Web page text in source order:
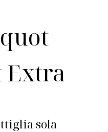
Extra
sola